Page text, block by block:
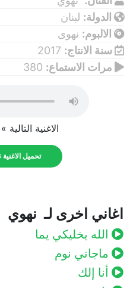
الدولة: لبنان
الالبوم: نهوى
سنة الانتاج: 2017
مرات الاستماع:
الاغنية التالية »
تحميل الاغنية MP3
اغاني اخرى لـ نهوي
الله يخليكي يما
ماجاني نوم
أنا إلك